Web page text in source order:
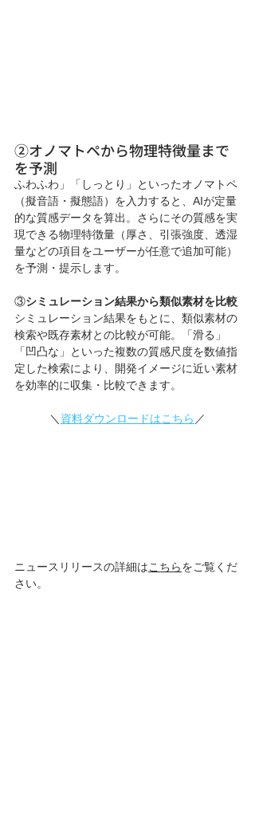
②オノマトペから物理特徴量まで
を予測
ふわふわ」「しっとり」といったオノマトペ
（擬音語・擬態語）を入力すると、AIが定量
的な質感データを算出。さらにその質感を実
現できる物理特徴量（厚さ、引張強度、透湿
量などの項目をユーザーが任意で追加可能）
を予測・提示します。
③シミュレーション結果から類似素材を比較
シミュレーション結果をもとに、類似素材の
検索や既存素材との比較が可能。「滑る」
「凹凸な」といった複数の質感尺度を数値指
定した検索により、開発イメージに近い素材
を効率的に収集・比較できます。
＼ 資料ダウンロードはこちら ／
ニュースリリースの詳細はこちらをご覧くだ
さい。